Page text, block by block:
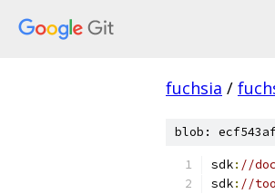
fuchsia /
blob:
sdk: //
sdk: //